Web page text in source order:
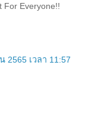
For Everyone!!
2565 เวลา 11:57